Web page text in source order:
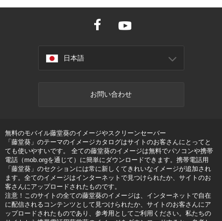
日本語
お問い合わせ
無料のモバイル藤堂葵のイメージやスクリーンセーバー
「藤堂葵」のテーマのイメージカタログはサイトのお客さんにとってと
ても使いやすいです。 全ての藤堂葵のイメージは無料でパソコンや携帯
電話（mob.orgを通じて）に簡単にダウンロードできます。携帯電話用
「藤堂葵」のセクションには常に新しくてきれいなイメージが追加され
ます。全てのイメージはインターネットで見つけられたか、サイトのお
客さんにアップロードされたものです。
注意！このサイトの全ての藤堂葵のイメージは、インターネットで自在
に配信されるコンテンツとして見つけられたか、サイトのお客さんにア
ップロードされたものであり、参考用としてご利用ください。私たちの